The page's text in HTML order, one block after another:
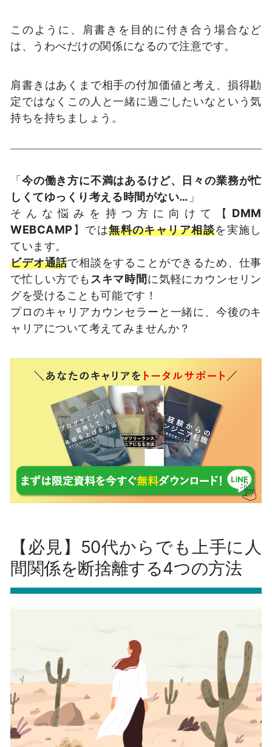
このように、肩書きを目的に付き合う場合など
は、うわべだけの関係になるので注意です。
肩書きはあくまで相手の付加価値と考え、損得勘
定ではなくこの人と一緒に過ごしたいなという気
持ちを持ちましょう。
「今の働き方に不満はあるけど、日々の業務が忙
しくてゆっくり考える時間がない… 」
そんな悩みを持つ方に向けて【 DMM
WEBCAMP】では無料のキャリア相談を実施し
ています。
ビデオ通話で相談をすることができるため、仕事
で忙しい方でも スキマ時間に気軽にカウンセリン
グを受けることも可能です！
プロのキャリアカウンセラーと一緒に、今後のキ
ャリアについて考えてみませんか？
【必見】50代からでも上手に人
間関係を断捨離する4つの方法